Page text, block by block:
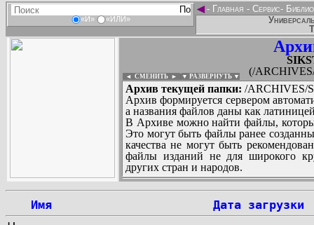
«И» «ИЛИ»
◄- Главная - Сервис-
(/
◄ СМЕНИТЬ ► ▼ РАЗВЕРНУТЬ ▼
Архив текущей папки: /ARCHIVES/
Архив формируется сервером
а названия файлов даны как
В Архиве можно найти файлы,
Это могут быть файлы ранее
качества не могут быть
файлы изданий не для широкого
других стран и народов.
Имя
Дата загрузки